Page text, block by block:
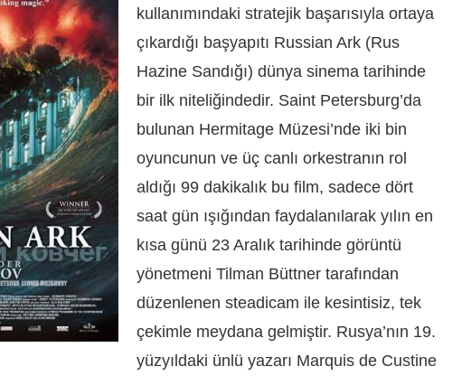
kullanımındaki stratejik başarısıyla ortaya
çıkardığı başyapıtı Russian Ark (Rus
Hazine Sandığı) dünya sinema tarihinde
bir ilk niteliğindedir. Saint Petersburg’da
bulunan Hermitage Müzesi’nde iki bin
oyuncunun ve üç canlı orkestranın rol
aldığı 99 dakikalık bu film, sadece dört
saat gün ışığından faydalanılarak yılın en
kısa günü 23 Aralık tarihinde görüntü
yönetmeni Tilman Büttner tarafından
düzenlenen steadicam ile kesintisiz, tek
çekimle meydana gelmiştir. Rusya’nın 19.
yüzyıldaki ünlü yazarı Marquis de Custine